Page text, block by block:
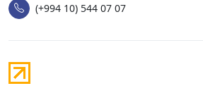
(+994 10) 544 07 07